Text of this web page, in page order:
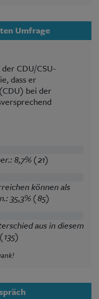
Umfrage
CDU/CSU-
dass er
bei der
8,7% (21)
können als
35,3% (85)
aus in diesem